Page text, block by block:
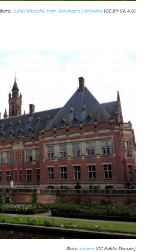
Фото: Julian Nitzsche, from Wikimedia Commons (CC BY-SA 4.0)
Фото: pxhere (CC Public Domain)